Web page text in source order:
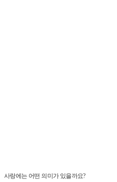
사랑에는 어떤 의미가 있을까요?